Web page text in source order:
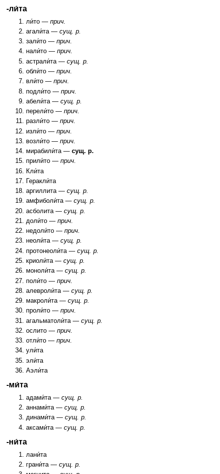
-ли́та
ли́то —прич.
агали́та —сущ. р.
зали́то —прич.
нали́то —прич.
астрали́та —сущ. р.
обли́то —прич.
вли́то —прич.
подли́то —прич.
абели́та —сущ. р.
перели́то —прич.
разли́то —прич.
изли́то —прич.
возли́то —прич.
мирабили́та —сущ. р.
прили́то —прич.
Кли́та
Геракли́та
аргиллита —сущ. р.
амфиболи́та —сущ. р.
асболита —сущ. р.
доли́то —прич.
недоли́то —прич.
неоли́та —сущ. р.
протонеоли́та —сущ. р.
криоли́та —сущ. р.
моноли́та —сущ. р.
поли́то —прич.
алевроли́та —сущ. р.
макроли́та —сущ. р.
проли́то —прич.
агальматоли́та —сущ. р.
ослито —прич.
отли́то —прич.
ули́та
эли́та
Аэли́та
-ми́та
адами́та —сущ. р.
аннами́та —сущ. р.
динами́та —сущ. р.
аксами́та —сущ. р.
-ни́та
лани́та
грани́та —сущ. р.